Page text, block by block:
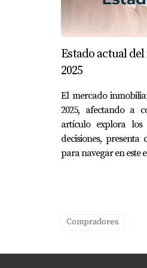
una casa
invertir en
CASO DE
Finalmente,
contratistas para
Elegir entre
tus opciones
informadas y
Estado actual
2025
El mercado
2025, afectando a
artículo explora
decisiones, presenta
para navegar en este
Compradores